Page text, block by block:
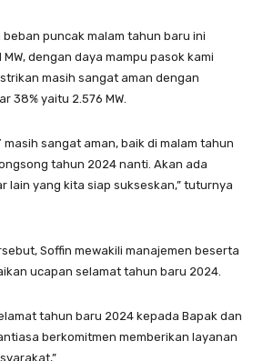
puncak malam tahun baru ini
dengan daya mampu pasok kami
masih sangat aman dengan
38% yaitu 2.576 MW.
masih sangat aman, baik di malam tahun
tahun 2024 nanti. Akan ada
lain yang kita siap sukseskan,” tuturnya
Soffin mewakili manajemen beserta
ucapan selamat tahun baru 2024.
tahun baru 2024 kepada Bapak dan
berkomitmen memberikan layanan